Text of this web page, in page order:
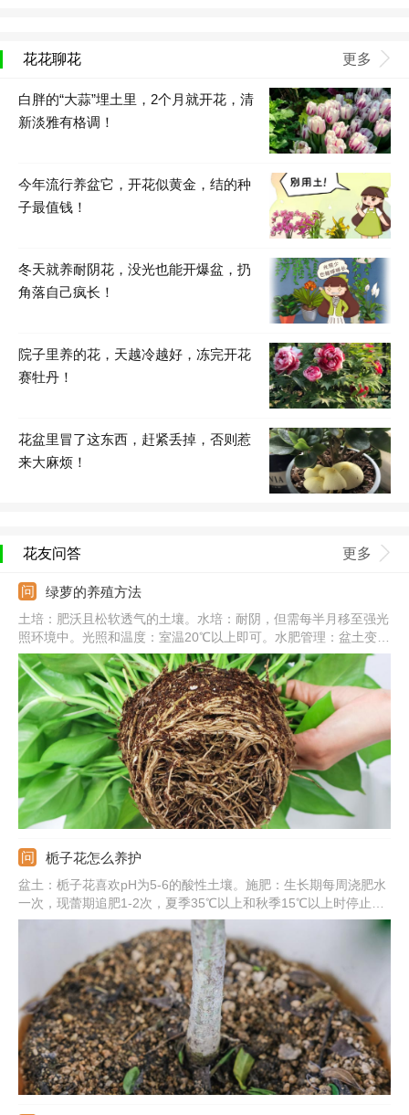
花花聊花 更多
白胖的“大蒜”埋土里，2个月就开花，清
新淡雅有格调！
今年流行养盆它，开花似黄金，结的种
子最值钱！
冬天就养耐阴花，没光也能开爆盆，扔
角落自己疯长！
院子里养的花，天越冷越好，冻完开花
赛牡丹！
花盆里冒了这东西，赶紧丢掉，否则惹
来大麻烦！
花友问答 更多
绿萝的养殖方法
土培：肥沃且松软透气的土壤。水培：耐阴，但需每半月移至强光
照环境中。光照和温度：室温20℃以上即可。水肥管理：盆土变干
需要及时浇水，一次浇透，秋冬减少浇水和施肥。常见病害：炭疽
病、根腐病、叶斑病。
栀子花怎么养护
盆土：栀子花喜欢pH为5-6的酸性土壤。施肥：生长期每周浇肥水
一次，现蕾期追肥1-2次，夏季35℃以上和秋季15℃以上时停止施
肥。浇水：保持盆土湿润，晚上可喷雾将叶片淋湿。光照：要充
足，除七八月份正午外可放在阳光下养护。